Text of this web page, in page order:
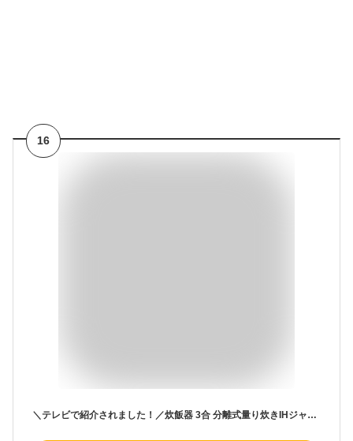
16
＼テレビで紹介されました！／炊飯器 3合 分離式量り炊きIHジャー 送料無料 炊飯器 炊飯ジャー 3合 IHコンロ クッキングヒーター IH調理器 1口 量り炊き 2way 一人暮らし 低温調理 健康管理 カロリー計算 新生活 引っ越し 単身 レッド KRC-IM30 アイリスオーヤマ [B]